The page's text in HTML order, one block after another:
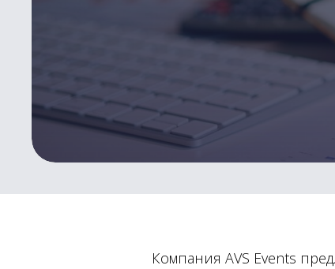
Компания AVS Events